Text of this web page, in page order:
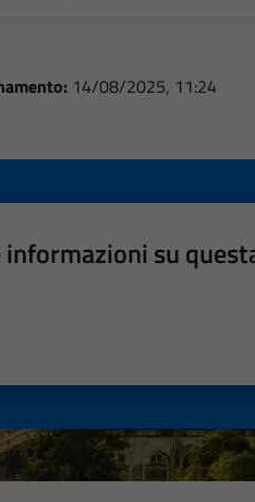
14/08/2025, 11:24
su